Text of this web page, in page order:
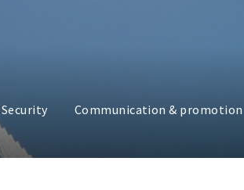
Security Communication & promotion